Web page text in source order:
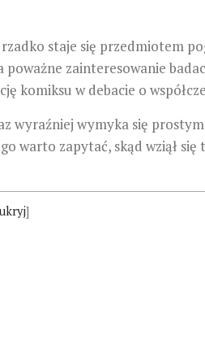
staje się przedmiotem
zainteresowanie
komiksu w debacie o
wyraźniej wymyka się
warto zapytać, skąd wziął
]